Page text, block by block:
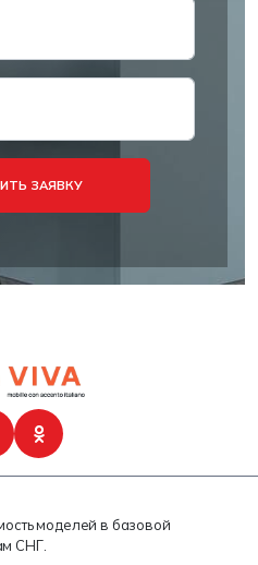
ЗАЯВКУ
моделей в базовой
СНГ.